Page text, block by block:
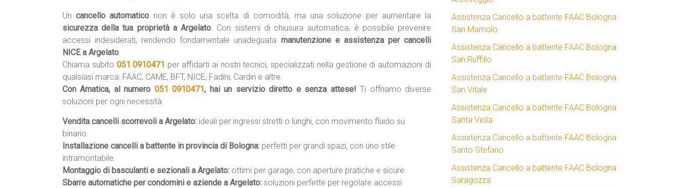
Uncancello automatico non è solo una scelta di comodità, ma una soluzione per aumentare la
sicurezza della tua proprietà a Argelato. Con sistemi di chiusura automatica, è possibile prevenire
accessi indesiderati, rendendo fondamentale unadeguata manutenzione e assistenza per cancelli
NICE a Argelato.
Chiama subito 051 0910471 per affidarti ai nostri tecnici, specializzati nella gestione di automazioni di
qualsiasi marca: FAAC, CAME, BFT, NICE, Fadini, Cardin e altre.
Con Amatica, al numero 051 0910471, hai un servizio diretto e senza attese! Ti offriamo diverse
soluzioni per ogni necessità:
Vendita cancelli scorrevoli a Argelato: ideali per ingressi stretti o lunghi, con movimento fluido su
binario.
Installazione cancelli a battente in provincia di Bologna: perfetti per grandi spazi, con uno stile
intramontabile.
Montaggio di basculanti e sezionali a Argelato: ottimi per garage, con aperture pratiche e sicure.
Sbarre automatiche per condomini e aziende a Argelato: soluzioni perfette per regolare accessi
Assistenza Cancello a battente FAAC Bologna
San Mamolo
Assistenza Cancello a battente FAAC Bologna
San Ruffillo
Assistenza Cancello a battente FAAC Bologna
San Vitale
Assistenza Cancello a battente FAAC Bologna
Santa Viola
Assistenza Cancello a battente FAAC Bologna
Santo Stefano
Assistenza Cancello a battente FAAC Bologna
Saragozza